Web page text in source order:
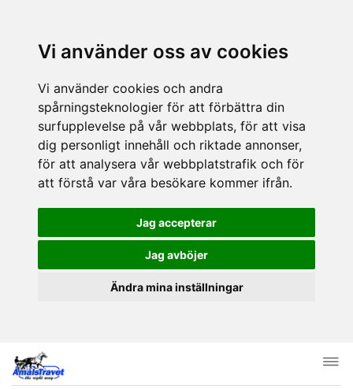
Vi använder oss av cookies
Vi använder cookies och andra
spårningsteknologier för att förbättra din
surfupplevelse på vår webbplats, för att visa
dig personligt innehåll och riktade annonser,
för att analysera vår webbplatstrafik och för
att förstå var våra besökare kommer ifrån.
Jag accepterar
Jag avböjer
Ändra mina inställningar